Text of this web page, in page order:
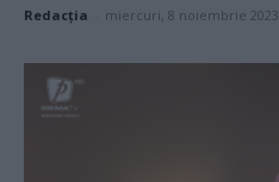
Redacţia miercuri, 8 noiembrie 2023